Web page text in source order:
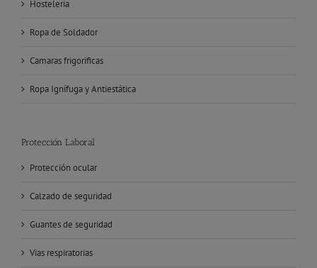
Hosteleria
Ropa de Soldador
Camaras frigorificas
Ropa Ignífuga y Antiestática
Protección Laboral
Protección ocular
Calzado de seguridad
Guantes de seguridad
Vias respiratorias